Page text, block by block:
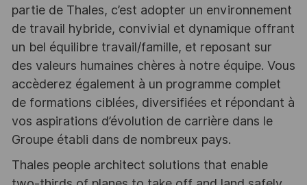
partie de Thales, c’est adopter un environnement
de travail hybride, convivial et dynamique offrant
un bel équilibre travail/famille, et reposant sur
des valeurs humaines chères à notre équipe. Vous
accèderez également à un programme complet
de formations ciblées, diversifiées et répondant à
vos aspirations d’évolution de carrière dans le
Groupe établi dans de nombreux pays.
Thales people architect solutions that enable